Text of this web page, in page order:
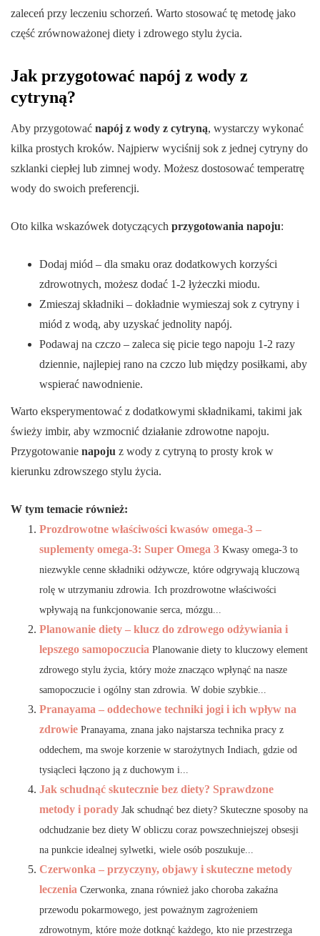
zaleceń przy leczeniu schorzeń. Warto stosować tę metodę jako
część zrównoważonej diety i zdrowego stylu życia.
Jak przygotować napój z wody z
cytryną?
Aby przygotować napój z wody z cytryną, wystarczy wykonać
kilka prostych kroków. Najpierw wyciśnij sok z jednej cytryny do
szklanki ciepłej lub zimnej wody. Możesz dostosować temperatrę
wody do swoich preferencji.
Oto kilka wskazówek dotyczących przygotowania napoju:
Dodaj miód – dla smaku oraz dodatkowych korzyści
zdrowotnych, możesz dodać 1-2 łyżeczki miodu.
Zmieszaj składniki – dokładnie wymieszaj sok z cytryny i
miód z wodą, aby uzyskać jednolity napój.
Podawaj na czczo – zaleca się picie tego napoju 1-2 razy
dziennie, najlepiej rano na czczo lub między posiłkami, aby
wspierać nawodnienie.
Warto eksperymentować z dodatkowymi składnikami, takimi jak
świeży imbir, aby wzmocnić działanie zdrowotne napoju.
Przygotowanie napoju z wody z cytryną to prosty krok w
kierunku zdrowszego stylu życia.
W tym temacie również:
Prozdrowotne właściwości kwasów omega-3 –
suplementy omega-3: Super Omega 3 Kwasy omega-3 to
niezwykle cenne składniki odżywcze, które odgrywają kluczową
rolę w utrzymaniu zdrowia. Ich prozdrowotne właściwości
wpływają na funkcjonowanie serca, mózgu...
Planowanie diety – klucz do zdrowego odżywiania i
lepszego samopoczucia Planowanie diety to kluczowy element
zdrowego stylu życia, który może znacząco wpłynąć na nasze
samopoczucie i ogólny stan zdrowia. W dobie szybkie...
Pranayama – oddechowe techniki jogi i ich wpływ na
zdrowie Pranayama, znana jako najstarsza technika pracy z
oddechem, ma swoje korzenie w starożytnych Indiach, gdzie od
tysiącleci łączono ją z duchowym i...
Jak schudnąć skutecznie bez diety? Sprawdzone
metody i porady Jak schudnąć bez diety? Skuteczne sposoby na
odchudzanie bez diety W obliczu coraz powszechniejszej obsesji
na punkcie idealnej sylwetki, wiele osób poszukuje...
Czerwonka – przyczyny, objawy i skuteczne metody
leczenia Czerwonka, znana również jako choroba zakaźna
przewodu pokarmowego, jest poważnym zagrożeniem
zdrowotnym, które może dotknąć każdego, kto nie przestrzega